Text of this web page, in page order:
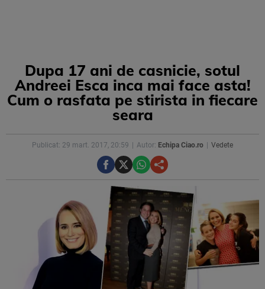
Dupa 17 ani de casnicie, sotul
Andreei Esca inca mai face asta!
Cum o rasfata pe stirista in fiecare
seara
Publicat: 29 mart. 2017, 20:59 Autor: Echipa Ciao.ro Vedete